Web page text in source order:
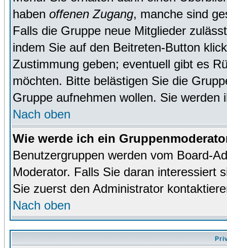
haben offenen Zugang, manche sind
Falls die Gruppe neue Mitglieder
indem Sie auf den Beitreten-Button
Zustimmung geben; eventuell gibt es
möchten. Bitte belästigen Sie die
Gruppe aufnehmen wollen. Sie werden
Nach oben
Wie werde ich ein
Benutzergruppen werden vom Board-
Moderator. Falls Sie daran interessiert
Sie zuerst den Administrator
Nach oben